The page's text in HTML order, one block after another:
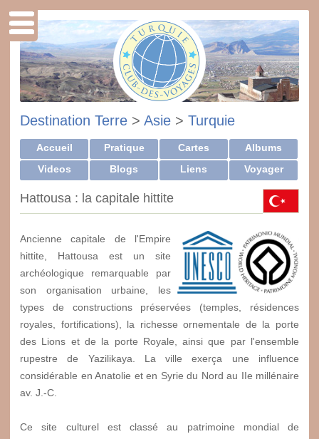
Destination Terre > Asie > Turquie
Accueil Pratique Cartes
Albums
Videos
Blogs Liens Voyager
Hattousa : la capitale hittite
Ancienne capitale de l'Empire
hittite, Hattousa est un site
archéologique remarquable par
son organisation urbaine, les
types de constructions préservées (temples, résidences
royales, fortifications), la richesse ornementale de la porte
des Lions et de la porte Royale, ainsi que par l'ensemble
rupestre de Yazilikaya. La ville exerça une influence
considérable en Anatolie et en Syrie du Nord au IIe millénaire
av. J.-C.
Ce site culturel est classé au patrimoine mondial de